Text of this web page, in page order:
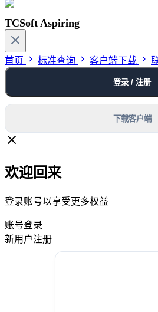
TCSoft Aspiring
首页 标准查询 客户端下载
登录 / 注册
下载客户端
欢迎回来
登录账号以享受更多权益
账号登录
新用户注册